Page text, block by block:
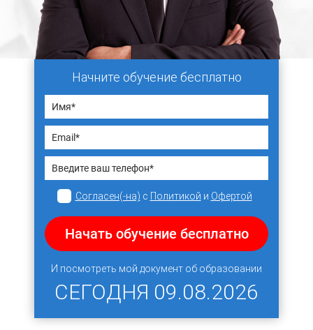
Начните обучение бесплатно
Согласен(-на) с Политикой и Офертой
Начать обучение бесплатно
И посмотреть мой документ об образовании
СЕГОДНЯ 09.08.2026